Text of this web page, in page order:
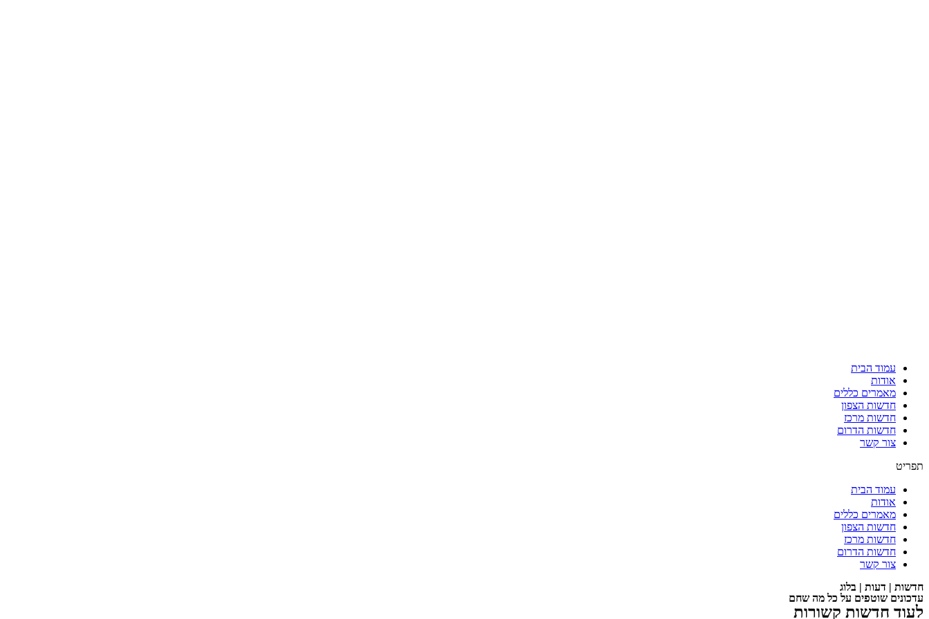
עמוד הבית
אודות
מאמרים כללים
חדשות הצפון
חדשות מרכז
חדשות הדרום
צור קשר
תפריט
עמוד הבית
אודות
מאמרים כללים
חדשות הצפון
חדשות מרכז
חדשות הדרום
צור קשר
חדשות | דעות | בלוג
עדכונים שוטפים על כל מה שחם
לעוד חדשות קשורות